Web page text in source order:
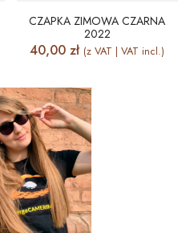
CZAPKA ZIMOWA CZARNA
2022
40,00zł (z VAT | VAT incl.)